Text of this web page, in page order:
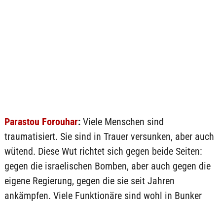
Parastou Forouhar:Viele Menschen sind
traumatisiert. Sie sind in Trauer versunken, aber auch
wütend. Diese Wut richtet sich gegen beide Seiten:
gegen die israelischen Bomben, aber auch gegen die
eigene Regierung, gegen die sie seit Jahren
ankämpfen. Viele Funktionäre sind wohl in Bunker